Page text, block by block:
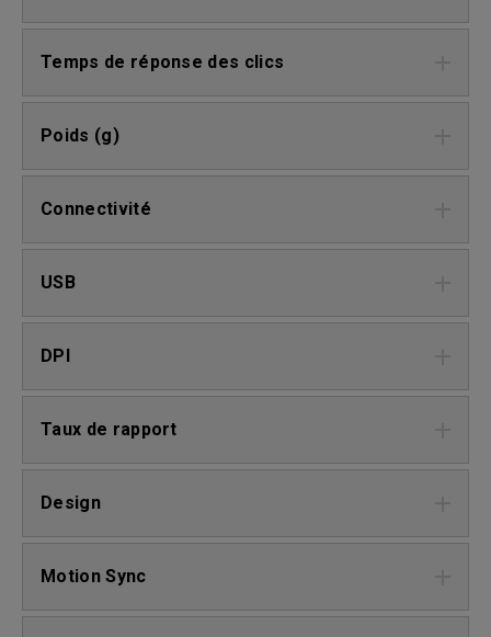
Temps de réponse des clics
Poids (g)
Connectivité
USB
DPI
Taux de rapport
Design
Motion Sync